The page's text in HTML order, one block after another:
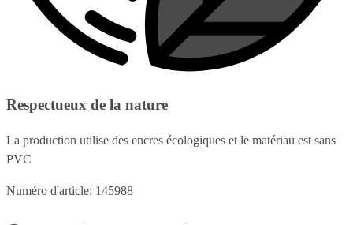
Respectueux de la nature
La production utilise des encres écologiques et le matériau est sans
PVC
Numéro d'article: 145988